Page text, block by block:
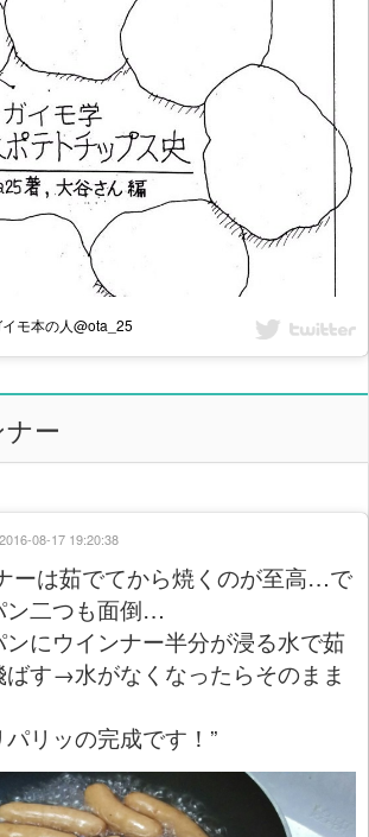
モ本の人@ota_25
ー
ーは茹でてから焼くのが至高…で
ン二つも面倒…
にウインナー半分が浸る水で茹
ばす→水がなくなったらそのまま
リッの完成です！”
2016-08-17 19:20:38